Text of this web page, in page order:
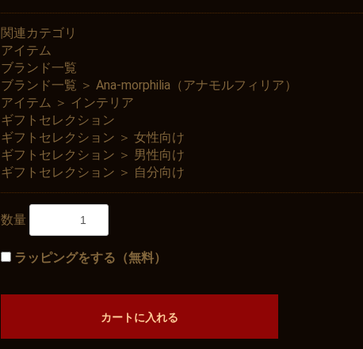
関連カテゴリ
アイテム
ブランド一覧
ブランド一覧 ＞ Ana-morphilia（アナモルフィリア）
アイテム ＞ インテリア
ギフトセレクション
ギフトセレクション ＞ 女性向け
ギフトセレクション ＞ 男性向け
ギフトセレクション ＞ 自分向け
数量
ラッピングをする（無料）
カートに入れる